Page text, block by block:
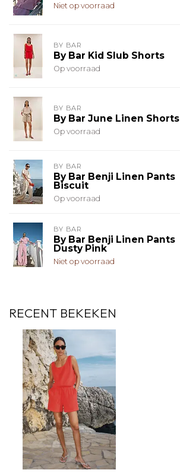
Niet op voorraad
BY BAR
By Bar Kid Slub Shorts
Op voorraad
BY BAR
By Bar June Linen Shorts
Op voorraad
BY BAR
By Bar Benji Linen Pants
Biscuit
Op voorraad
BY BAR
By Bar Benji Linen Pants
Dusty Pink
Niet op voorraad
RECENT BEKEKEN